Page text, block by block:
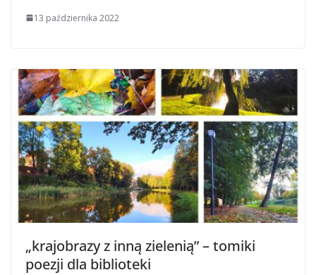
13 października 2022
„krajobrazy z inną zielenią” – tomiki
poezji dla biblioteki